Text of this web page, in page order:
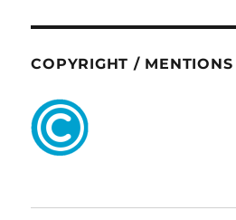
COPYRIGHT / MENTIONS